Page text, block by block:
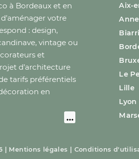
à Bordeaux et en
votre
: design,
vintage ou
et
d’architecture
tarifs préférentiels
en
Aix-
Le
Lille
Lyon
| Mentions légales Conditions